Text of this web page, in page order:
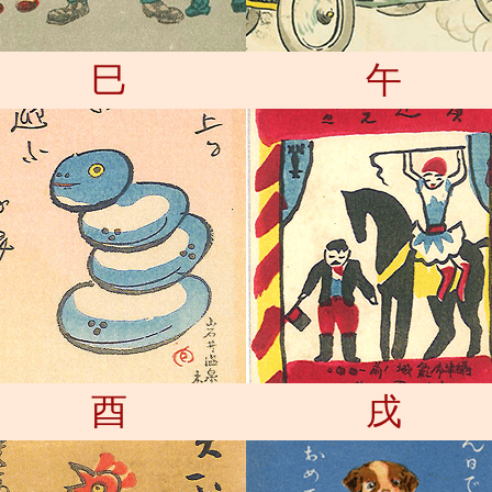
巳 午
酉 戌